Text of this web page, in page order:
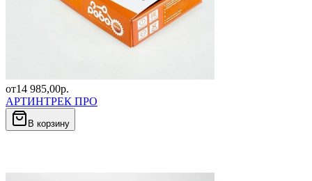
от14 985,00р.
АРТИНТРЕК ПРО
В корзину